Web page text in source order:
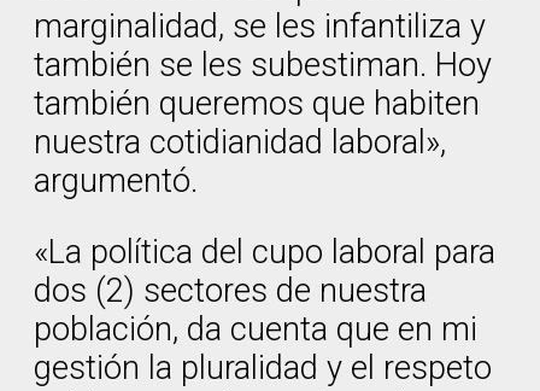
marginalidad, se les infantiliza y
también se les subestiman. Hoy
también queremos que habiten
nuestra cotidianidad laboral»,
argumentó.
«La política del cupo laboral para
dos (2) sectores de nuestra
población, da cuenta que en mi
gestión la pluralidad y el respeto